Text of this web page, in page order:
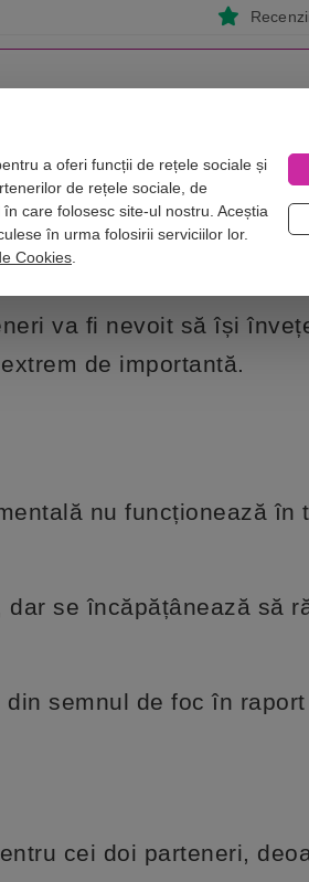
relațiile lor
va fi nevoit să își
de importantă.
nu funcționează în
se încăpățânează să
semnul de foc în
cei doi parteneri,
a oferi funcții de rețele sociale și
de rețele sociale, de
care folosesc site-ul nostru. Aceștia
în urma folosirii serviciilor lor.
Cookies.